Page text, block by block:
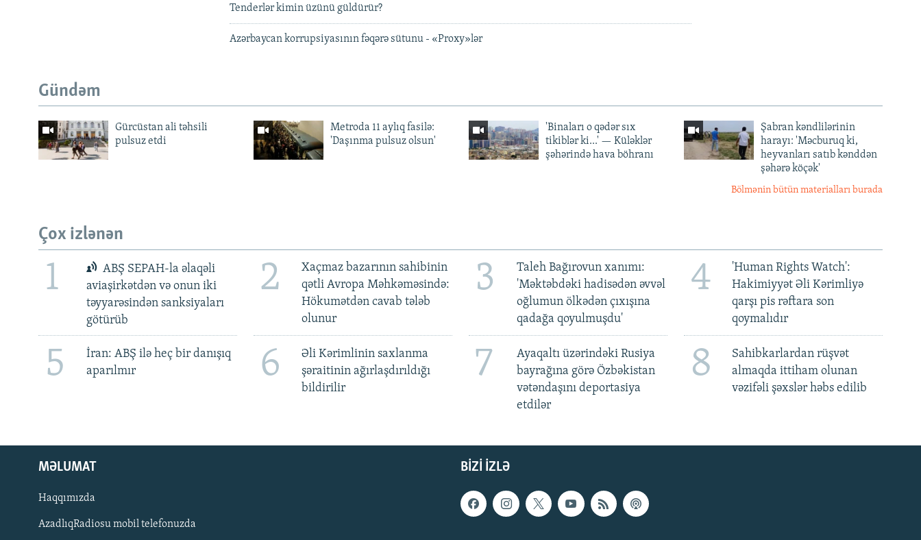
Tenderlər kimin üzünü güldürür?
Azərbaycan korrupsiyasının fəqərə sütunu - «Proxy»lər
Gündəm
Gürcüstan ali təhsili
pulsuz etdi
Metroda 11 aylıq fasilə:
'Daşınma pulsuz olsun'
'Binaları o qədər sıx
tikiblər ki...' — Küləklər
şəhərində hava böhranı
Şabran kəndlilərinin
harayı: 'Məcburuq ki,
heyvanları satıb kənddən
şəhərə köçək'
Bölmənin bütün materialları burada
Çox izlənən
1
ABŞ SEPAH-la əlaqəli
aviaşirkətdən və onun iki
təyyarəsindən sanksiyaları
götürüb
2
Xaçmaz bazarının sahibinin
qətli Avropa Məhkəməsində:
Hökumətdən cavab tələb
olunur
3
Taleh Bağırovun xanımı:
'Məktəbdəki hadisədən əvvəl
oğlumun ölkədən çıxışına
qadağa qoyulmuşdu'
4
'Human Rights Watch':
Hakimiyyət Əli Kərimliyə
qarşı pis rəftara son
qoymalıdır
5
İran: ABŞ ilə heç bir danışıq
aparılmır
6
Əli Kərimlinin saxlanma
şəraitinin ağırlaşdırıldığı
bildirilir
7
Ayaqaltı üzərindəki Rusiya
bayrağına görə Özbəkistan
vətəndaşını deportasiya
etdilər
8
Sahibkarlardan rüşvət
almaqda ittiham olunan
vəzifəli şəxslər həbs edilib
BIZI IZLƏ
MƏLUMAT
Haqqımızda
AzadlıqRadiosu mobil telefonuzda